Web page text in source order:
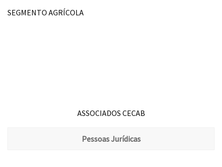
SEGMENTO AGRÍCOLA
ASSOCIADOS CECAB
Pessoas Jurídicas